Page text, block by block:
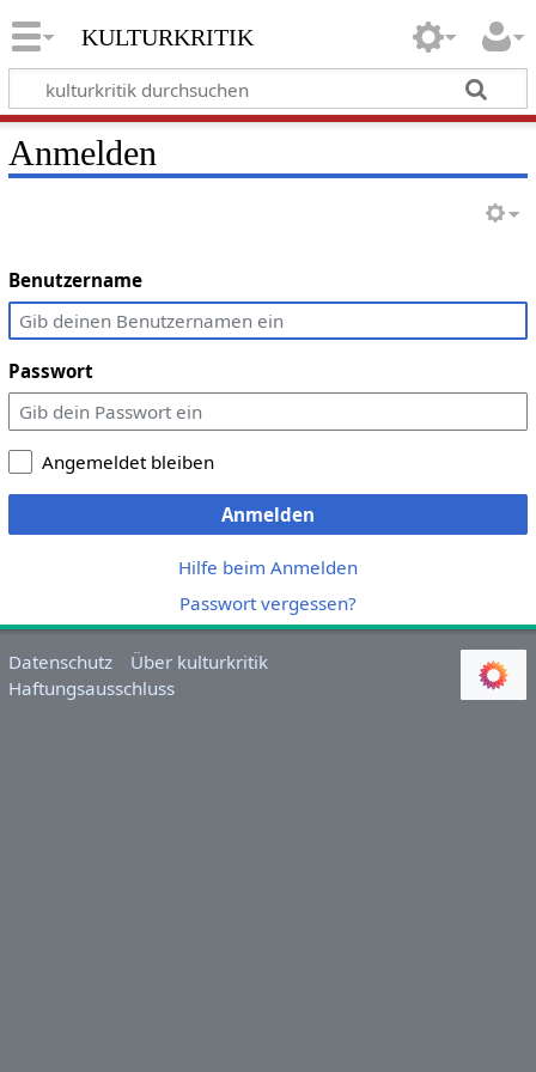
kulturkritik
Anmelden
Benutzername
Passwort
Angemeldet bleiben
Anmelden
Hilfe beim Anmelden
Passwort vergessen?
Datenschutz
Über kulturkritik
Haftungsausschluss